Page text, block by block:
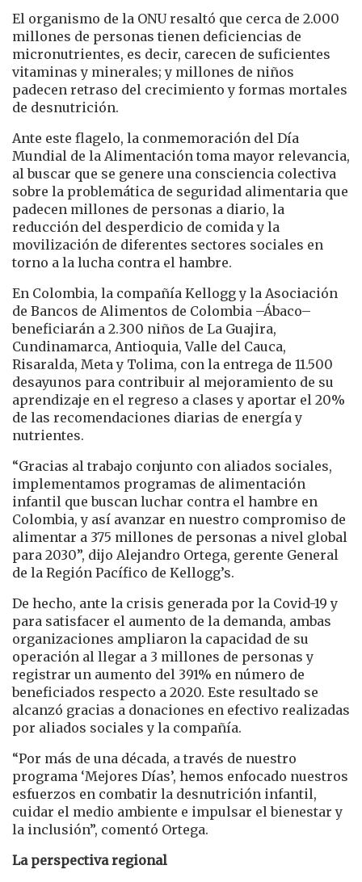
El organismo de la ONU resaltó que cerca de 2.000
millones de personas tienen deficiencias de
micronutrientes, es decir, carecen de suficientes
vitaminas y minerales; y millones de niños
padecen retraso del crecimiento y formas mortales
de desnutrición.
Ante este flagelo, la conmemoración del Día
Mundial de la Alimentación toma mayor relevancia,
al buscar que se genere una consciencia colectiva
sobre la problemática de seguridad alimentaria que
padecen millones de personas a diario, la
reducción del desperdicio de comida y la
movilización de diferentes sectores sociales en
torno a la lucha contra el hambre.
En Colombia, la compañía Kellogg y la Asociación
de Bancos de Alimentos de Colombia –Ábaco–
beneficiarán a 2.300 niños de La Guajira,
Cundinamarca, Antioquia, Valle del Cauca,
Risaralda, Meta y Tolima, con la entrega de 11.500
desayunos para contribuir al mejoramiento de su
aprendizaje en el regreso a clases y aportar el 20%
de las recomendaciones diarias de energía y
nutrientes.
“Gracias al trabajo conjunto con aliados sociales,
implementamos programas de alimentación
infantil que buscan luchar contra el hambre en
Colombia, y así avanzar en nuestro compromiso de
alimentar a 375 millones de personas a nivel global
para 2030”, dijo Alejandro Ortega, gerente General
de la Región Pacífico de Kellogg’s.
De hecho, ante la crisis generada por la Covid-19 y
para satisfacer el aumento de la demanda, ambas
organizaciones ampliaron la capacidad de su
operación al llegar a 3 millones de personas y
registrar un aumento del 391% en número de
beneficiados respecto a 2020. Este resultado se
alcanzó gracias a donaciones en efectivo realizadas
por aliados sociales y la compañía.
“Por más de una década, a través de nuestro
programa ‘Mejores Días’, hemos enfocado nuestros
esfuerzos en combatir la desnutrición infantil,
cuidar el medio ambiente e impulsar el bienestar y
la inclusión”, comentó Ortega.
La perspectiva regional